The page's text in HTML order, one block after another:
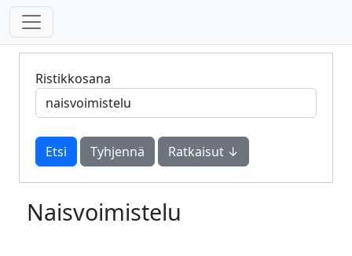
Ristikkosana
Tyhjennä Ratkaisut ↓
Naisvoimistelu